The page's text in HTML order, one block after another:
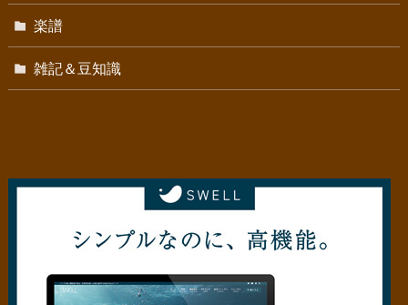
楽譜
雑記＆豆知識